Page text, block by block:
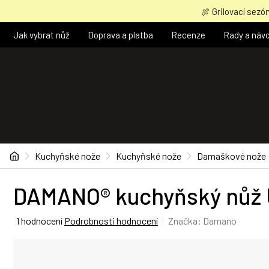
obsah
🍖 Grilovací
Jak vybrat nůž Doprava a platba Recenze Rady a
DomůKuchyňské nože Kuchyňské nože Damaškové nože
DAMANO® kuchyňský nůž
Průměrné
1 hodnocení Podrobnosti hodnocení Značka: Damano